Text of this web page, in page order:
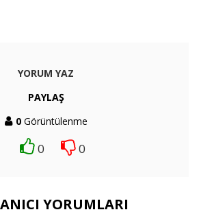
YORUM YAZ
PAYLAŞ
0Görüntülenme
0 0
YORUMLARI